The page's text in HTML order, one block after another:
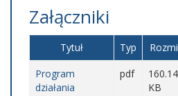
Załączniki
Tytuł Typ
Program
działania
pdf
160.14
KB